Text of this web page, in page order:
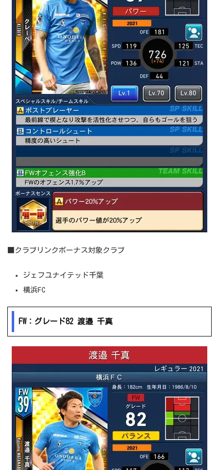
■クラブリンクボーナス対象クラブ
ジェフユナイテッド千葉
横浜FC
FW：グレード82 渡邉 千真